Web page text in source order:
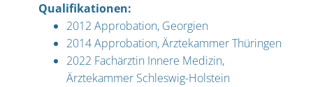
Qualifikationen:
2012 Approbation, Georgien
2014 Approbation, Ärztekammer Thüringen
2022 Fachärztin Innere Medizin,
Ärztekammer Schleswig-Holstein